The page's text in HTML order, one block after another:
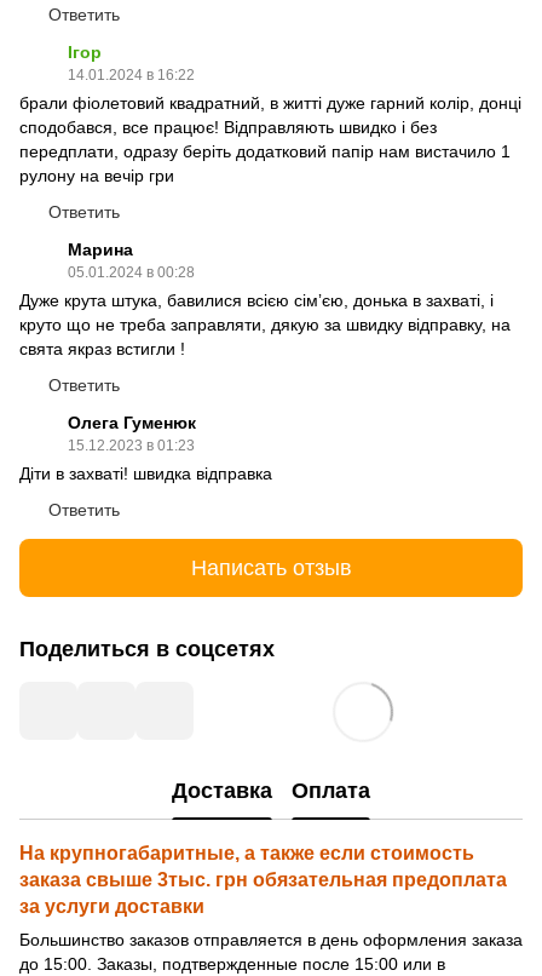
Ответить
Ігор
14.01.2024 в 16:22
брали фіолетовий квадратний, в житті дуже гарний колір, донці
сподобався, все працює! Відправляють швидко і без
передплати, одразу беріть додатковий папір нам вистачило 1
рулону на вечір гри
Ответить
Марина
05.01.2024 в 00:28
Дуже крута штука, бавилися всією сімʼєю, донька в захваті, і
круто що не треба заправляти, дякую за швидку відправку, на
свята якраз встигли !
Ответить
Олега Гуменюк
15.12.2023 в 01:23
Діти в захваті! швидка відправка
Ответить
Написать отзыв
Поделиться в соцсетях
Доставка Оплата
На крупногабаритные, а также если стоимость
заказа свыше 3тыс. грн обязательная предоплата
за услуги доставки
Большинство заказов отправляется в день оформления заказа
до 15:00. Заказы, подтвержденные после 15:00 или в